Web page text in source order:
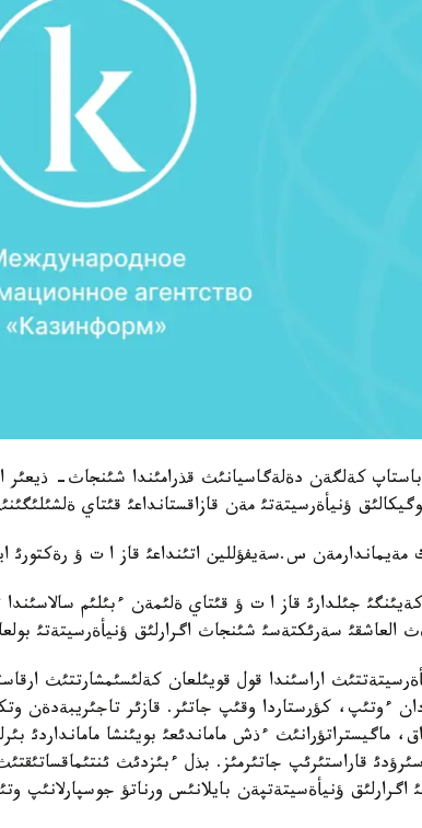
كةلگةن دةلةگاسيانئث قذرامئندا شئنجاث- ذيعئر
ؤنيأةرسيتةتئ مةن قازاقستانداعئ قئتاي
س.سةيفؤللين اتئنداعئ قاز ا ت ؤ رةكتورئ
جئلدارئ قاز ا ت ؤ قئتاي ةلئمةن ءبئلئم سالاسئندا
العاشقئ سةرئكتةسئ شئنجاث اگرارلئق ؤنيأةرسيتةتئ
اراسئندا قول قويئلعان كةلئسئمشارتتئث
ءوتئپ، كؤرستاردا وقئپ جاتئر. قازئر تاجئريبةدةن
ماگيستراتؤرانئث ءذش ماماندئعئ بويئنشا مامانداردئ
قاراستئرئپ جاتئرمئز. بذل ءبئزدئث
اگرارلئق ؤنيأةسيتةتپةن بايلانئس ورناتؤ جوسپارلانئپ